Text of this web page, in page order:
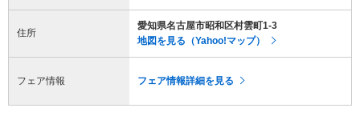
住所
愛知県名古屋市昭和区村雲町1-3
地図を見る（Yahoo!マップ）
フェア情報 フェア情報詳細を見る